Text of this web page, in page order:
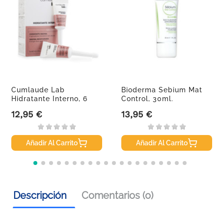
Cumlaude Lab
Hidratante Interno, 6
Precio
12,95 €
Añadir Al Carrito
Bioderma Sebium Mat
Control, 30ml.
Precio
13,95 €
Añadir Al Carrito
Descripción Comentarios (0)